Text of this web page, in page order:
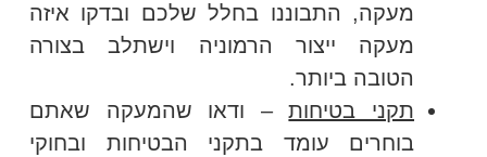
מעקה, התבוננו בחלל שלכם ובדקו איזה
מעקה ייצור הרמוניה וישתלב בצורה
הטובה ביותר.
תקני בטיחות– ודאו שהמעקה שאתם
בוחרים עומד בתקני הבטיחות ובחוקי